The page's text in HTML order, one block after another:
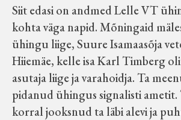
Siit edasi on andmed Lelle VT
kohta väga napid. Mõningaid
ühingu liige, Suure Isamaasõja
Hiiemäe, kelle isa Karl Timberg
asutaja liige ja varahoidja. Ta
pidanud ühingus signalisti
korral jooksnud ta läbi alevi ja